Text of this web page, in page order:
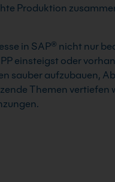
Produktion
in SAP® nicht nur
einsteigst oder
sauber aufzubauen,
Themen vertiefen